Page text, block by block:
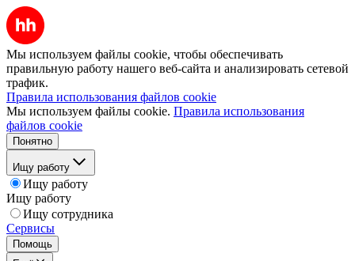
Мы используем файлы cookie, чтобы обеспечивать
правильную работу нашего веб-сайта и анализировать сетевой
трафик.
Правила использования файлов cookie
Мы используем файлы cookie. Правила использования
файлов cookie
Понятно
Ищу работу
Ищу работу
Ищу работу
Ищу сотрудника
Сервисы
Помощь